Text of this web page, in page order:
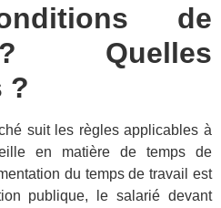
de
Quelles
?
suit les règles applicables à
en matière de temps de
du temps de travail est
publique, le salarié devant